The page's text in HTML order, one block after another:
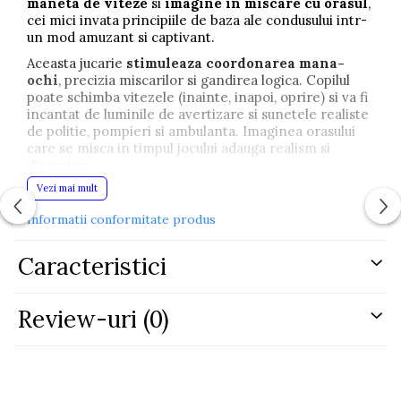
maneta de viteze si imagine in miscare cu orasul,
cei mici invata principiile de baza ale condusului intr-
un mod amuzant si captivant.
Aceasta jucarie stimuleaza coordonarea mana-
ochi, precizia miscarilor si gandirea logica. Copilul
poate schimba vitezele (inainte, inapoi, oprire) si va fi
incantat de luminile de avertizare si sunetele realiste
de politie, pompieri si ambulanta. Imaginea orasului
care se misca in timpul jocului adauga realism si
Caracteristici principale:
- Volan interactiv cu sunete si lumini
- Imagine animata cu oras in miscare
- Functii educative si distractive
- Cheie de pornire
- Maneta de viteze
Vezi mai mult
Informatii conformitate produs
Caracteristici
Review-uri (0)